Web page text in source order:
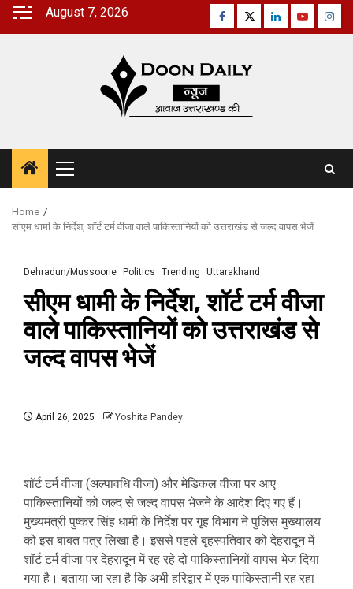
Skip
August 7, 2026 Facebook
TwitterLinkedinYoutube
Primary
Menu
Home
सीएम धामी के निर्देश, शॉर्ट टर्म वीजा वाले पाकिस्तानियों को उत्तराखंड से जल्द वापस भेजें
Dehradun/Mussoorie Politics Trending Uttarakhand
सीएम धामी के निर्देश, शॉर्ट टर्म वीजा
वाले पाकिस्तानियों को उत्तराखंड से
जल्द वापस भेजें
April 26, 2025 Yoshita Pandey
शॉर्ट टर्म वीजा (अल्पावधि वीजा) और मेडिकल वीजा पर आए
पाकिस्तानियों को जल्द से जल्द वापस भेजने के आदेश दिए गए हैं।
मुख्यमंत्री पुष्कर सिंह धामी के निर्देश पर गृह विभाग ने पुलिस मुख्यालय
को इस बाबत पत्र लिखा है। इससे पहले बृहस्पतिवार को देहरादून में
शॉर्ट टर्म वीजा पर देहरादून में रह रहे दो पाकिस्तानियों वापस भेज दिया
गया है। बताया जा रहा है कि अभी हरिद्वार में एक पाकिस्तानी रह रहा